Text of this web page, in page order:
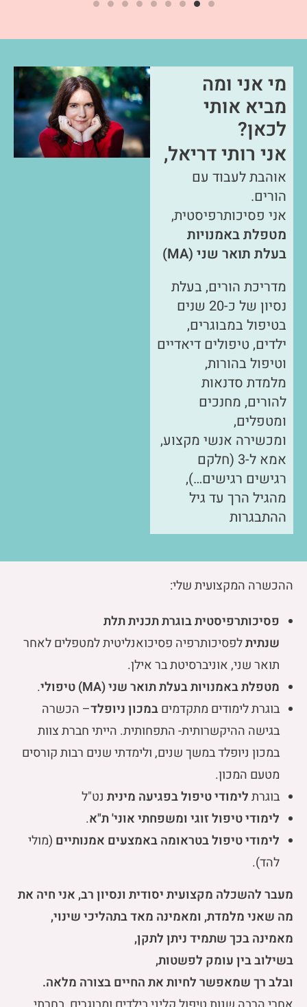
מי אני ומה
מביא אותי
לכאן?
אני רותי דריאל,
אוהבת לעבוד עם
הורים.
אני פסיכותרפיסטית,
מטפלת באמנויות
בעלת תואר שני (MA)
מדריכת הורים, בעלת
נסיון של כ-20 שנים
בטיפול במבוגרים,
ילדים, טיפולים דיאדיים
וטיפול בהורות,
מלמדת סדנאות
להורים, מחנכים
ומטפלים,
ומכשירה אנשי מקצוע,
אמא ל-3 (חלקם
רגישים רגישים…),
מהגיל הרך עד גיל
ההתבגרות
ההכשרה המקצועית שלי:
פסיכותרפיסטית בוגרת תכנית תלת
שנתיתלפסיכותרפיה פסיכואנליטית למטפלים לאחר
תואר שני, אוניברסיטת בר אילן.
מטפלת באמנויות בעלת תואר שני (MA) טיפולי
.
בוגרת לימודים מתקדמיםבמכון ניופלד– הכשרה
בגישה ההיקשרותית- התפחותית. הייתי חברת צוות
במכון ניופלד במשך שנים, ולימדתי שנים רבות קורסים
מטעם המכון.
בוגרתלימודי טיפול בפגיעה מינית נט"ל
לימודי טיפול זוגי ומשפחתי אוני' ת"א.
לימודי טיפול בטראומה באמצעים אמנותיים (מולי
להד).
מעבר להשכלה מקצועית יסודית ונסיון רב, אני חיה את
מה שאני מלמדת, ומאמינה מאד בתהליכי שינוי,
מאמינה בכך שתמיד ניתן לתקן,
בשילוב בין עומק לפשטות,
ובלב רך שמאפשר לחיות את החיים בצורה מלאה.